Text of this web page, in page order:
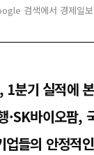
검색에서 경제일
분기 실적에
바이오팜,
들의 안정적